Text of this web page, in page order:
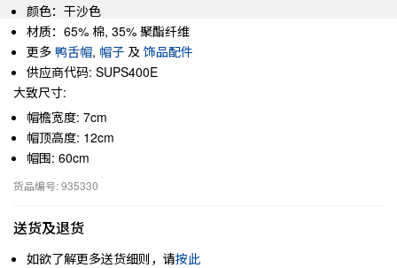
颜色：干沙色
材质：65% 棉, 35% 聚酯纤维
更多 鸭舌帽, 帽子 及 饰品配件
供应商代码: SUPS400E
大致尺寸:
帽檐宽度: 7cm
帽顶高度: 12cm
帽围: 60cm
货品编号: 935330
送货及退货
如欲了解更多送货细则，请按此